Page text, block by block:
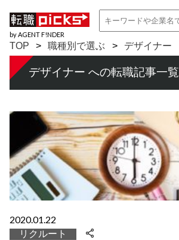
by AGENT F!NDER
TOP 職種別で選ぶ デザイナー
デザイナー への転職記事一覧
2020.01.22
リクルート